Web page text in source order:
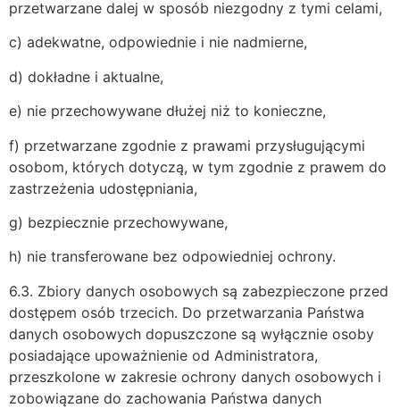
przetwarzane dalej w sposób niezgodny z tymi celami,
c) adekwatne, odpowiednie i nie nadmierne,
d) dokładne i aktualne,
e) nie przechowywane dłużej niż to konieczne,
f) przetwarzane zgodnie z prawami przysługującymi
osobom, których dotyczą, w tym zgodnie z prawem do
zastrzeżenia udostępniania,
g) bezpiecznie przechowywane,
h) nie transferowane bez odpowiedniej ochrony.
6.3. Zbiory danych osobowych są zabezpieczone przed
dostępem osób trzecich. Do przetwarzania Państwa
danych osobowych dopuszczone są wyłącznie osoby
posiadające upoważnienie od Administratora,
przeszkolone w zakresie ochrony danych osobowych i
zobowiązane do zachowania Państwa danych